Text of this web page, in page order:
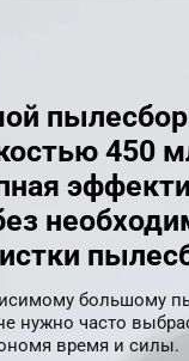
450
большому
нужно часто
время и силы.